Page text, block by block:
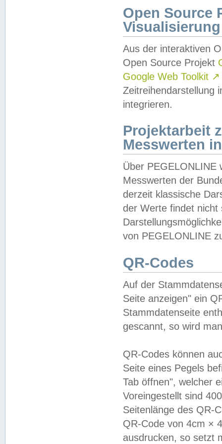
Open Source
Visualisierung
Aus der interaktiven
Open Source Projekt
Google Web Toolkit ↗
Zeitreihendarstellung
integrieren.
Projektarbeit
Messwerten
Über PEGELONLINE
Messwerten der
derzeit klassische
der Werte findet
von PEGELONLINE
QR-Codes
Auf der
Seite anzeigen" ein
Stammdatenseite
gescannt, so wird
QR-Codes können
Seite eines Pegels
Tab öffnen", welcher
Voreingestellt sind
Seitenlänge des QR-
QR-Code von 4cm ×
ausdrucken, so setzt